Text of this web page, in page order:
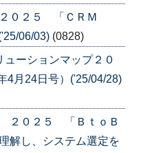
２０２５ 「ＣＲＭ
06/03) (0828)
ーションマップ２０
4月24日号）('25/04/28)
２０２５ 「ＢｔｏＢ
解し、システム選定を